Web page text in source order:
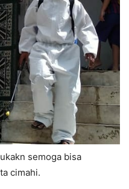
semoga bisa
cimahi.